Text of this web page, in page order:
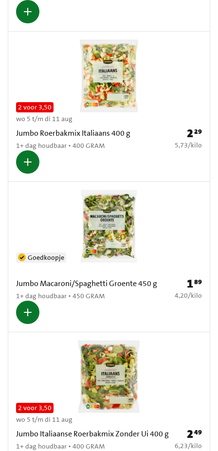
Jumbo Roerbakmix Italiaans 400 g
1+ dag houdbaar • 400 GRAM
2 voor 3,50
wo 5 t/m di 11 aug
Prijs: €
229
€ 5,73 per kilo
5,73/kilo
Jumbo Macaroni/Spaghetti Groente 450 g
1+ dag houdbaar • 450 GRAM
Goedkoopje
Prijs: €
189
€ 4,20 per kilo
4,20/kilo
Jumbo Italiaanse Roerbakmix Zonder Ui 400 g
1+ dag houdbaar • 400 GRAM
2 voor 3,50
wo 5 t/m di 11 aug
Prijs: €
249
€ 6,23 per kilo
6,23/kilo